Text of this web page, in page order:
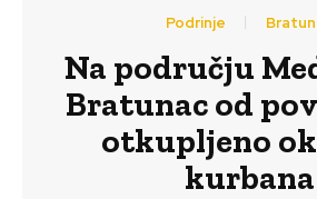
Podrinje
Na području
Bratunac od
otkupljeno
kurbana